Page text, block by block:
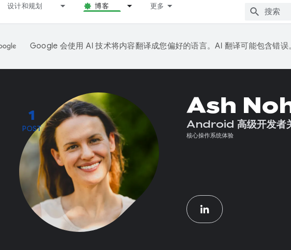
设计和规划 博客 更多
Google 会使用 AI 技术将内容翻译成您偏好的语言。AI 翻译可能包含错误。
1
POST
Ash
Android 高级开发者
核心操作系统体验